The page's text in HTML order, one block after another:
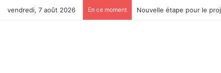
vendredi, 7 août 2026 En ce moment Nouvelle étape pour le